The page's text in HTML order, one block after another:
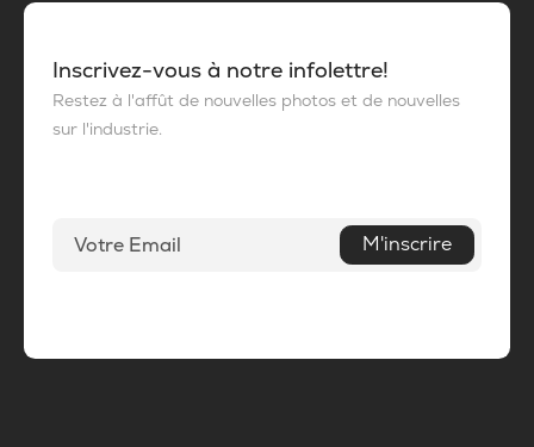
Inscrivez-vous à notre infolettre!
Restez à l'affût de nouvelles photos et de nouvelles
sur l'industrie.
M'inscrire